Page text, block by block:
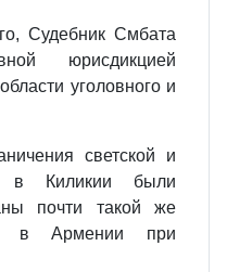
Судебник Смбата
юрисдикцией
уголовного и
светской и
в Киликии были
почти такой же
в Армении при